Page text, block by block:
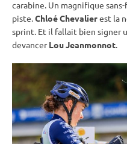
carabine. Un magnifique
piste.Chloé Chevalierest la
sprint. Et il fallait bien signer
devancerLou Jeanmonnot.